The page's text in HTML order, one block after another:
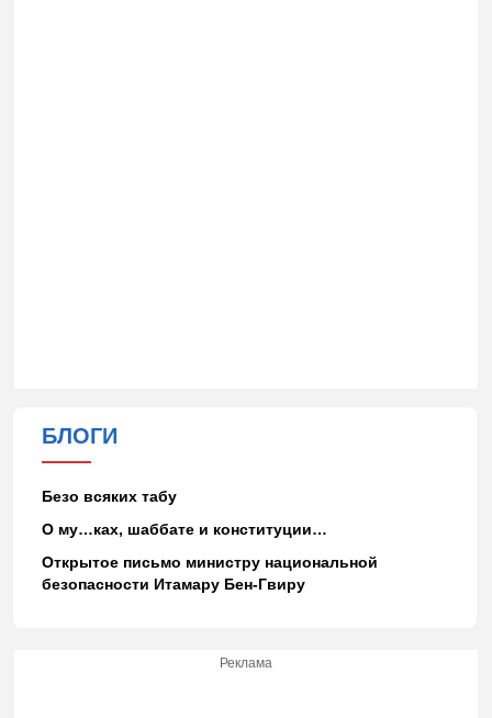
БЛОГИ
Безо всяких табу
О му…ках, шаббате и конституции…
Открытое письмо министру национальной
безопасности Итамару Бен-Гвиру
Реклама